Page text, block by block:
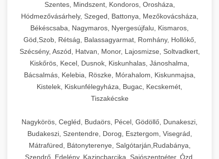
Szentes, Mindszent, Kondoros, Orosháza,
Hódmezővásárhely, Szeged, Battonya, Mezőkovácsháza,
Békéscsaba, Nagymaros, Nyergesújfalu, Kismaros,
Göd,Szob, Rétság, Balassagyarmat, Romhány, Hollókő,
Szécsény, Aszód, Hatvan, Monor, Lajosmizse, Soltvadkert,
Kiskőrös, Kecel, Dusnok, Kiskunhalas, Jánoshalma,
Bácsalmás, Kelebia, Röszke, Mórahalom, Kiskunmajsa,
Kistelek, Kiskunfélegyháza, Bugac, Kecskemét,
Tiszakécske
Nagykörös, Cegléd, Budaörs, Pécel, Gödöllő, Dunakeszi,
Budakeszi, Szentendre, Dorog, Esztergom, Visegrád,
Mátrafüred, Bátonyterenye, Salgótarján,Rudabánya,
Szendrő, Edelény, Kazincbarcika, Sajószentpéter, Ózd,